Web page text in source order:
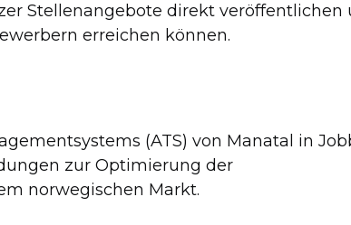
Stellenangebote direkt veröffentlichen
erreichen können.
(ATS) von Manatal in
zur Optimierung der
norwegischen Markt.